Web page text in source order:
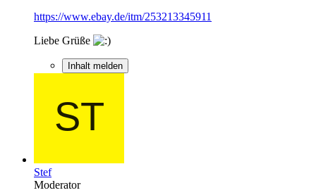
https://www.ebay.de/itm/253213345911
Liebe Grüße
Inhalt melden
Stef
Moderator